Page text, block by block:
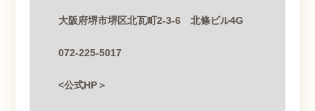
大阪府堺市堺区北瓦町2-3-6 北條ビル4G
072-225-5017
<公式 HP ＞